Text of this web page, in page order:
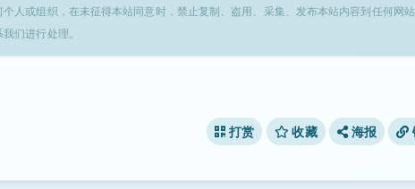
人或组织，在未征得本站同意时，禁止复制、盗用、采集、发布本站内容到任何网
们进行处理。
打赏 收藏 海报